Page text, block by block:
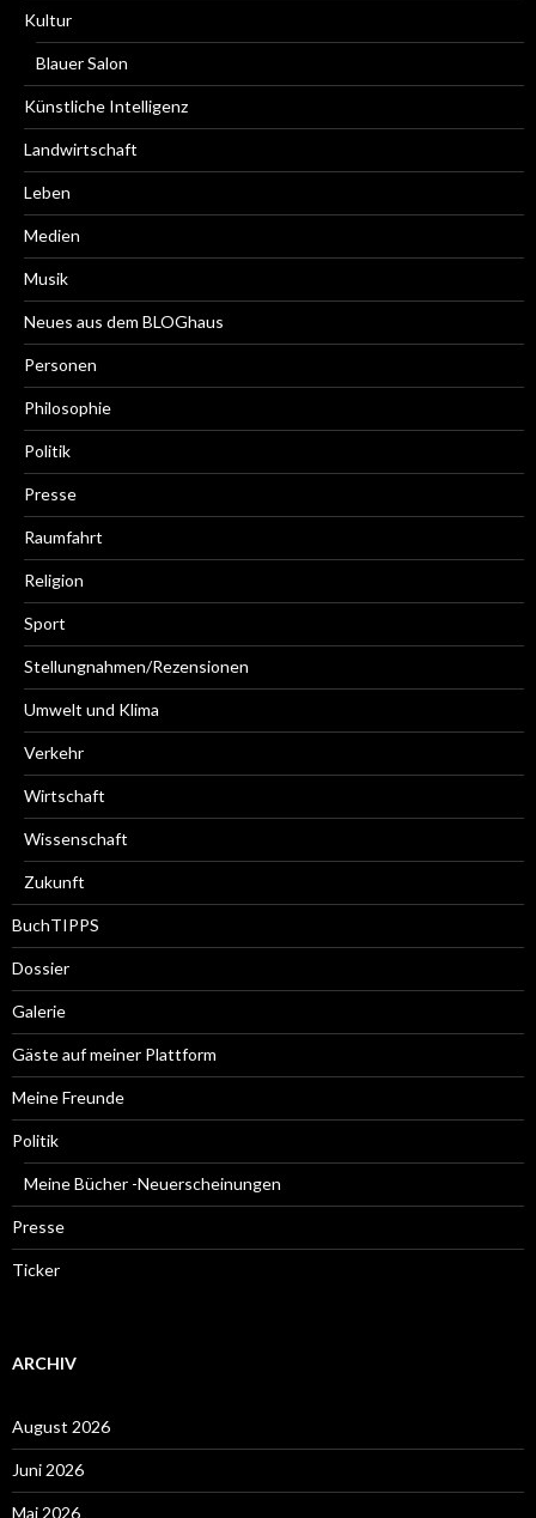
Kultur
Blauer Salon
Künstliche Intelligenz
Landwirtschaft
Leben
Medien
Musik
Neues aus dem BLOGhaus
Personen
Philosophie
Politik
Presse
Raumfahrt
Religion
Sport
Stellungnahmen/Rezensionen
Umwelt und Klima
Verkehr
Wirtschaft
Wissenschaft
Zukunft
BuchTIPPS
Dossier
Galerie
Gäste auf meiner Plattform
Meine Freunde
Politik
Meine Bücher -Neuerscheinungen
Presse
Ticker
ARCHIV
August 2026
Juni 2026
Mai 2026